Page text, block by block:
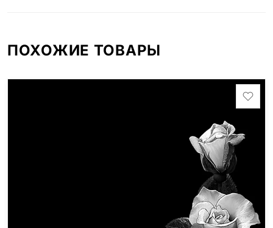
ПОХОЖИЕ ТОВАРЫ